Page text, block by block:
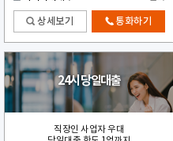
상세보기 통화하기
24시 당일대출
직장인 사업자 우대